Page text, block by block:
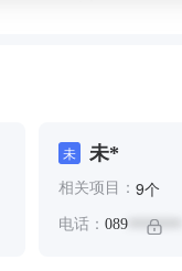
未 未*
相关项目： 9个
电话： 089*******